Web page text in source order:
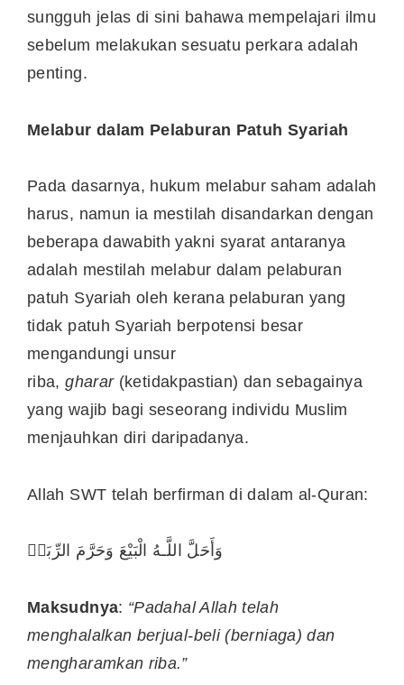
sungguh jelas di sini bahawa mempelajari ilmu
sebelum melakukan sesuatu perkara adalah
penting.
Melabur dalam Pelaburan Patuh Syariah
Pada dasarnya, hukum melabur saham adalah
harus, namun ia mestilah disandarkan dengan
beberapa dawabith yakni syarat antaranya
adalah mestilah melabur dalam pelaburan
patuh Syariah oleh kerana pelaburan yang
tidak patuh Syariah berpotensi besar
mengandungi unsur
riba,gharar(ketidakpastian) dan sebagainya
yang wajib bagi seseorang individu Muslim
menjauhkan diri daripadanya.
Allah SWT telah berfirman di dalam al-Quran:
وَأَحَلَّ اللَّـهُ الْبَيْعَ وَحَرَّمَ الرِّبَاۚ
Maksudnya: “Padahal Allah telah
menghalalkan berjual-beli (berniaga) dan
mengharamkan riba.”